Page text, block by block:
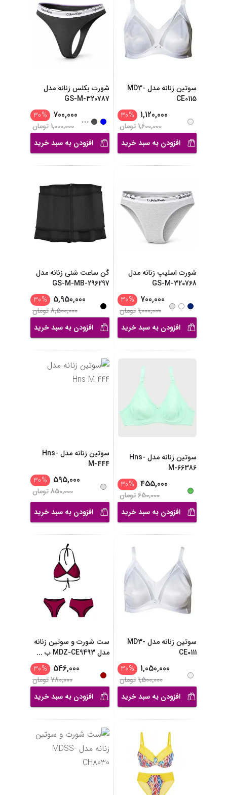
سوتین زنانه مدل MD3-
CE0115
1,120,000
%
30
1,600,000تومان
افزودن به سبد خرید
شورت بکلس زنانه مدل
GS-M-320787
...
700,000
%
30
1,000,000تومان
افزودن به سبد خرید
شورت اسلیپ زنانه مدل
GS-M-320768
700,000
%
30
1,000,000تومان
افزودن به سبد خرید
گن ساعت شنی زنانه مدل
GS-M-MB-296297
5,950,000
%
30
8,500,000تومان
افزودن به سبد خرید
سوتین زنانه مدل Hns-
M-66386
455,000
%
30
650,000تومان
افزودن به سبد خرید
سوتین زنانه مدل Hns-
M-444
595,000
%
30
850,000تومان
افزودن به سبد خرید
سوتین زنانه مدل MD3-
CE0111
1,050,000
%
30
1,500,000تومان
افزودن به سبد خرید
ست شورت و سوتین زنانه
مدل MDZ-CE9493 ب
...
546,000
%
30
780,000تومان
افزودن به سبد خرید